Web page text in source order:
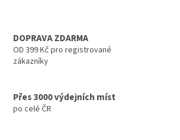
DOPRAVA ZDARMA
OD 399 Kč pro registrované
zákazníky
Přes 3000 výdejních míst
po celé ČR